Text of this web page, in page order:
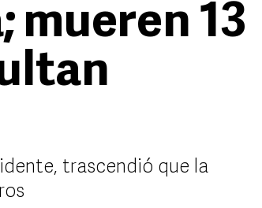
mueren 13
trascendió que la